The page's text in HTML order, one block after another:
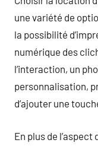
une variété de
la possibilité
numérique des
l’interaction, un
personnalisation,
d’ajouter une
En plus de